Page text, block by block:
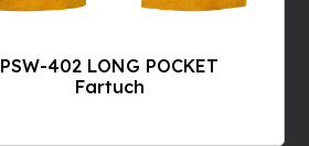
PSW-402 LONG POCKET
Fartuch